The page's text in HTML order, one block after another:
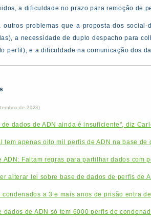
a dificuldade no prazo para remoção de
outros problemas que a proposta dos
a necessidade de duplo despacho para
perfil), e a dificuldade na comunicação dos
de 2023)
de dados de ADN ainda é insuficiente", diz
tem apenas oito mil perfis de ADN na base de
ADN: Faltam regras para partilhar dados com
alterar lei sobre base de dados de perfis de
condenados a 3 e mais anos de prisão entra
dados de ADN só tem 6000 perfis de